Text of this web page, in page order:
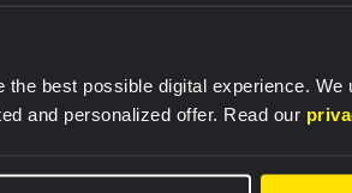
best possible digital experience.
and personalized offer. Read our